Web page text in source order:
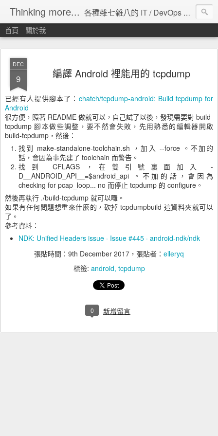
Thinking more... 各種雜七雜八的 IT / DevOps 工具 / 程式設計 / 雲端服務分享。
首頁 關於我
DEC
9 編譯 Android 裡能用的 tcpdump
已經有人提供腳本了： chatch/tcpdump-android: Build tcpdump for
Android
很方便，照著 README 做就可以，自己試了以後，發現需要對 build-
tcpdump 腳本做些調整，要不然會失敗，先用熟悉的編輯器開啟
build-tcpdump，然後：
找到 make-standalone-toolchain.sh ，加入 --force 。不加的
話，會因為事先建了 toolchain 而警告。
找到 CFLAGS，在雙引號裏面加入 -
D__ANDROID_API__=$android_api 。不加的話，會因為
checking for pcap_loop... no 而停止 tcpdump 的 configure。
然後再執行 ./build-tcpdump 就可以囉。
如果有任何問題想重來什麼的，砍掉 tcpdumpbuild 這資料夾就可以
了。
參考資料：
NDK: Unified Headers issue · Issue #445 · android-ndk/ndk
張貼時間： 9th December 2017 ，張貼者： elleryq
標籤: android tcpdump
0 新增留言